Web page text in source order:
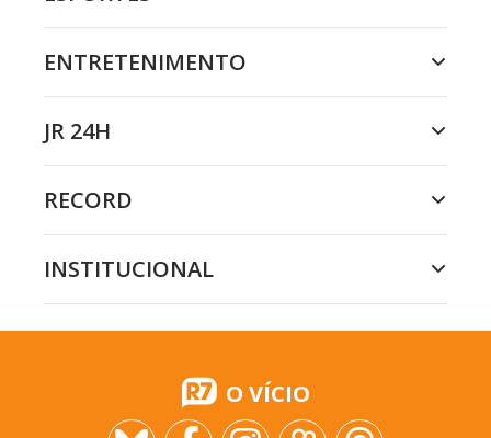
ENTRETENIMENTO
JR 24H
RECORD
INSTITUCIONAL
O VÍCIO